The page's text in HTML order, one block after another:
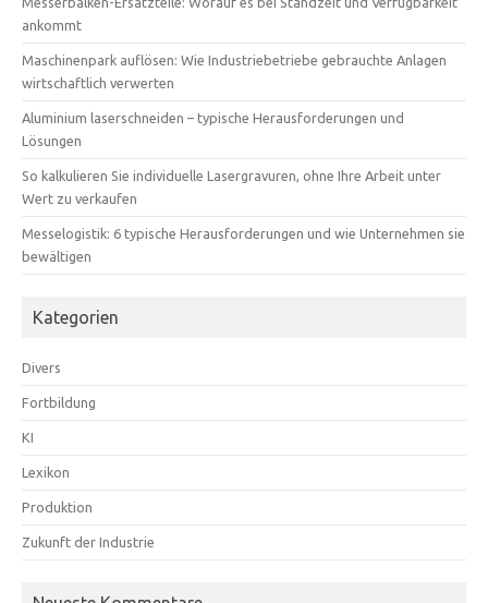
ankommt
Maschinenpark auflösen: Wie Industriebetriebe gebrauchte Anlagen
wirtschaftlich verwerten
Aluminium laserschneiden – typische Herausforderungen und
Lösungen
So kalkulieren Sie individuelle Lasergravuren, ohne Ihre Arbeit unter
Wert zu verkaufen
Messelogistik: 6 typische Herausforderungen und wie Unternehmen sie
bewältigen
Kategorien
Divers
Fortbildung
KI
Lexikon
Produktion
Zukunft der Industrie